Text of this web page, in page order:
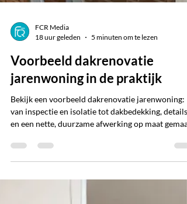
18 uur geleden
5 minuten om te lezen
Voorbeeld dakrenovatie
jarenwoning in de praktijk
Bekijk een voorbeeld dakrenovatie jarenwoning:
van inspectie en isolatie tot dakbedekking, details
en een nette, duurzame afwerking op maat